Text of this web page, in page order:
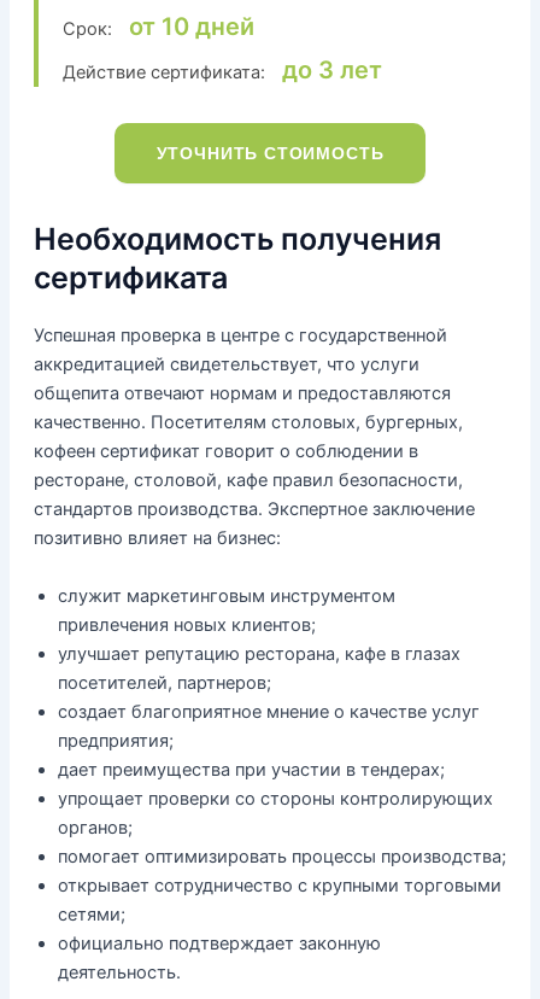
Срок: от 10 дней
Действие сертификата: до 3 лет
УТОЧНИТЬ СТОИМОСТЬ
Необходимость получения
сертификата
Успешная проверка в центре с государственной
аккредитацией свидетельствует, что услуги
общепита отвечают нормам и предоставляются
качественно. Посетителям столовых, бургерных,
кофеен сертификат говорит о соблюдении в
ресторане, столовой, кафе правил безопасности,
стандартов производства. Экспертное заключение
позитивно влияет на бизнес:
служит маркетинговым инструментом
привлечения новых клиентов;
улучшает репутацию ресторана, кафе в глазах
посетителей, партнеров;
создает благоприятное мнение о качестве услуг
предприятия;
дает преимущества при участии в тендерах;
упрощает проверки со стороны контролирующих
органов;
помогает оптимизировать процессы производства;
открывает сотрудничество с крупными торговыми
сетями;
официально подтверждает законную
деятельность.